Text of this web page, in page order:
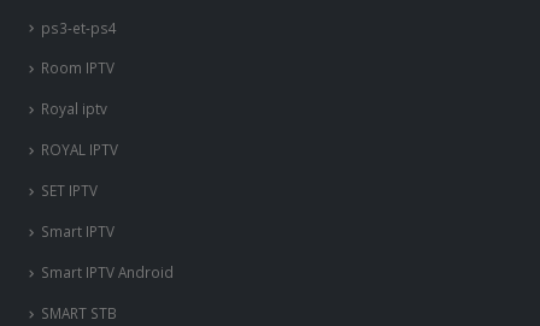
ps3-et-ps4
Room IPTV
Royal iptv
ROYAL IPTV
SET IPTV
Smart IPTV
Smart IPTV Android
SMART STB